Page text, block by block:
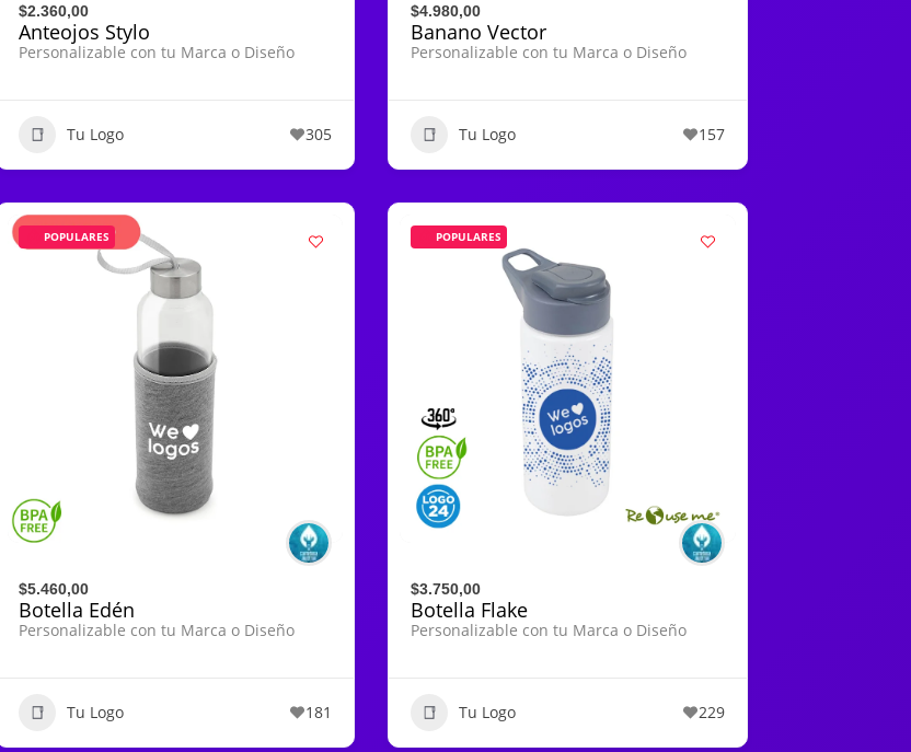
$2.360,00
Anteojos Stylo
Personalizable con tu Marca o Diseño
Tu Logo 305
$4.980,00
Banano Vector
Personalizable con tu Marca o Diseño
Tu Logo 157
POPULARES
$5.460,00
Botella Edén
Personalizable con tu Marca o Diseño
Tu Logo 181
POPULARES
$3.750,00
Botella Flake
Personalizable con tu Marca o Diseño
Tu Logo 229